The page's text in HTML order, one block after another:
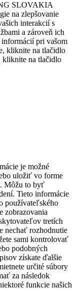
SLOVAKIA
na zlepšovanie
interakcií s
a zároveň ich
pri vašom
kliknite na tlačidlo
kliknite na tlačidlo
je možné
uložiť vo forme
Môžu to byť
Tieto informácie
používateľského
zobrazovania
tretích
nechať rozhodnutie
sami kontrolovať
podobných
získate ďalšie
určité súbory
za následok
funkcie našich